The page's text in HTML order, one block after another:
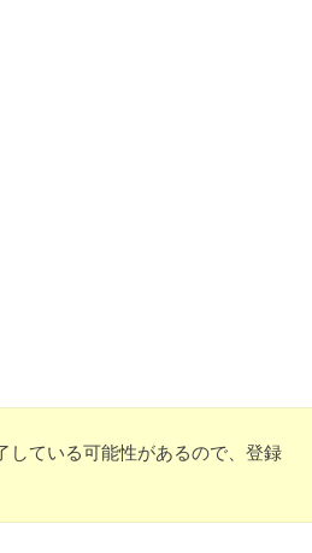
している可能性があるので、登録